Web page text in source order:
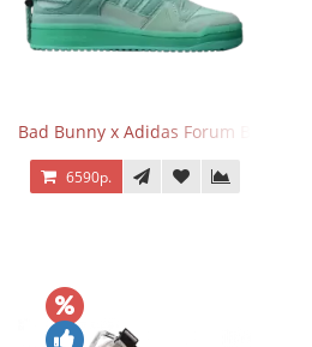
Bad Bunny x Adidas Forum Buckle
6590р.